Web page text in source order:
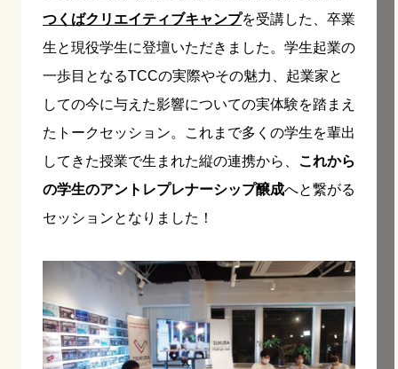
つくばクリエイティブキャンプを受講した、卒業
生と現役学生に登壇いただきました。学生起業の
一歩目となるTCCの実際やその魅力、起業家と
しての今に与えた影響についての実体験を踏まえ
たトークセッション。これまで多くの学生を輩出
してきた授業で生まれた縦の連携から、 これから
の学生のアントレプレナーシップ醸成へと繋がる
セッションとなりました！